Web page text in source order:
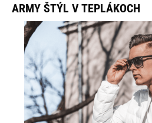
ARMY ŠTÝL V TEPLÁKOCH